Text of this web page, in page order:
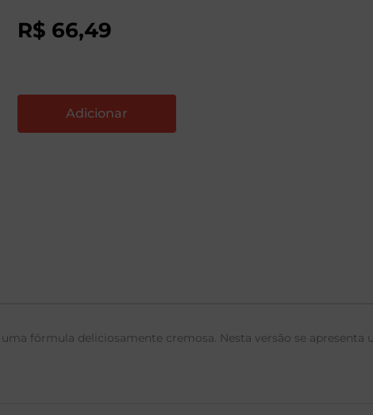
R$ 66,49
fórmula deliciosamente cremosa. Nesta versão se apresenta